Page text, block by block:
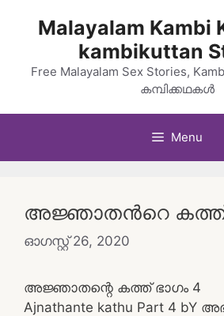
Malayalam Kambi
kambikuttan
Free Malayalam Sex Stories,
കമ്പിക്കഥകൾ
Menu
അജ്ഞാതന്‍റെ കത്ത്
ഓഗസ്റ്റ്‌ 26, 2020
അജ്ഞാതന്റെ കത്ത് ഭാഗം 4
Ajnathante kathu Part 4 bY